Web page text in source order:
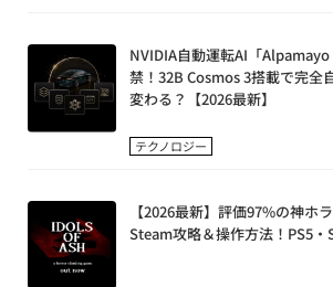
NVIDIA自動運転AI「
禁！32B Cosmos 3搭載で完全
変わる？【2026最新】
テクノロジー
【2026最新】評価97%の神ホ
Steam攻略＆操作方法！PS5